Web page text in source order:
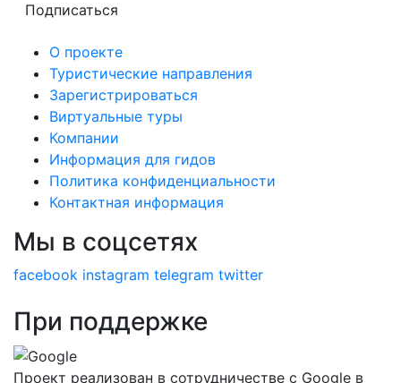
Подписаться
О проекте
Туристические направления
Зарегистрироваться
Виртуальные туры
Компании
Информация для гидов
Политика конфиденциальности
Контактная информация
Мы в соцсетях
facebook instagram telegram twitter
При поддержке
Проект реализован в сотрудничестве с Google в